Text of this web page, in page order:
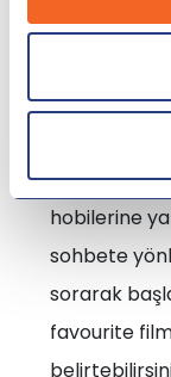
filmlerden
Bu da yine
alacağınız
hobilerine
sohbete
sorarak
favourite